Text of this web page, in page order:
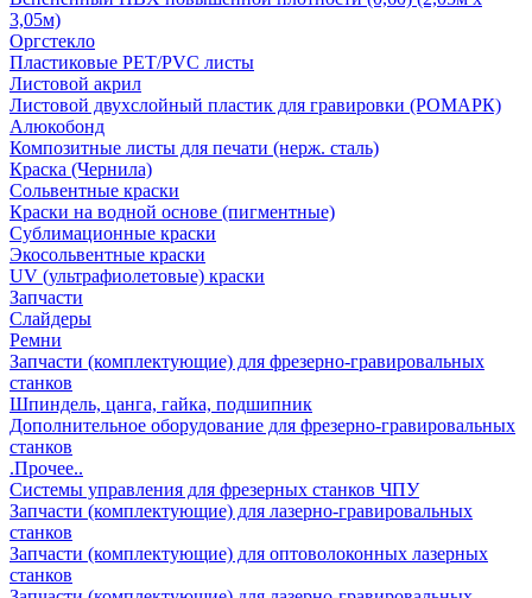
3,05м)
Оргстекло
Пластиковые PET/PVC листы
Листовой акрил
Листовой двухслойный пластик для гравировки (РОМАРК)
Алюкобонд
Композитные листы для печати (нерж. сталь)
Краска (Чернила)
Сольвентные краски
Краски на водной основе (пигментные)
Сублимационные краски
Экосольвентные краски
UV (ультрафиолетовые) краски
Запчасти
Слайдеры
Ремни
Запчасти (комплектующие) для фрезерно-гравировальных
станков
Шпиндель, цанга, гайка, подшипник
Дополнительное оборудование для фрезерно-гравировальных
станков
.Прочее..
Системы управления для фрезерных станков ЧПУ
Запчасти (комплектующие) для лазерно-гравировальных
станков
Запчасти (комплектующие) для оптоволоконных лазерных
станков